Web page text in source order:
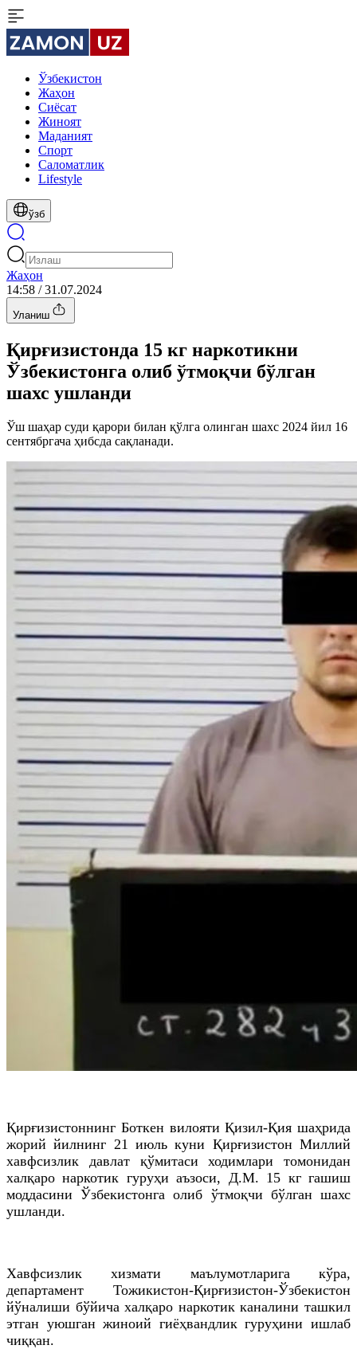
Ўзбекистон
Жаҳон
Сиёсат
Жиноят
Маданият
Спорт
Cаломатлик
Lifestyle
ўзб
Жаҳон
14:58 / 31.07.2024
Уланиш
Қирғизистонда 15 кг наркотикни
Ўзбекистонга олиб ўтмоқчи бўлган
шахс ушланди
Ўш шаҳар суди қарори билан қўлга олинган шахс 2024 йил 16
сентябргача ҳибсда сақланади.
Қирғизистоннинг Боткен вилояти Қизил-Қия шаҳрида
жорий йилнинг 21 июль куни Қирғизистон Миллий
хавфсизлик давлат қўмитаси ходимлари томонидан
халқаро наркотик гуруҳи аъзоси, Д.M. 15 кг гашиш
моддасини Ўзбекистонга олиб ўтмоқчи бўлган шахс
ушланди.
Хавфсизлик хизмати маълумотларига кўра,
департамент Тожикистон-Қирғизистон-Ўзбекистон
йўналиши бўйича халқаро наркотик каналини ташкил
этган уюшган жиноий гиёҳвандлик гуруҳини ишлаб
чиққан.